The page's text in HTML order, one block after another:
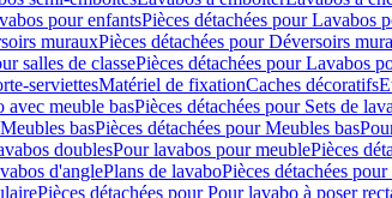
pour enfantsPièces détachées pour Lavabos
murauxPièces détachées pour Déversoirs
salles de classePièces détachées pour Lavabos
serviettesMatériel de fixationCaches décoratifs
avec meuble basPièces détachées pour Sets de
Meubles basPièces détachées pour Meubles bas
doublesPour lavabos pour meublePièces
d'anglePlans de lavaboPièces détachées
Pièces détachées pour Pour lavabo à poser